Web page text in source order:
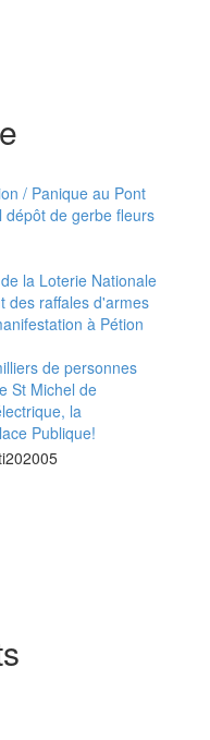
/ Panique au Pont
dépôt de gerbe fleurs
la Loterie Nationale
des raffales d'armes
à Pétion
de personnes
St Michel de
la
Publique!